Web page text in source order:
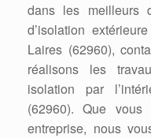
dans les meilleurs
d’isolation
Laires (62960),
réalisons les
isolation par
(62960). Que
entreprise, nous